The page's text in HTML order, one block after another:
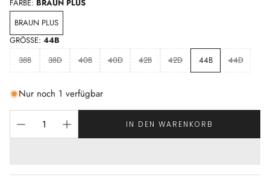
FARBE: BRAUN PLUS
BRAUN PLUS
GRÖSSE: 44B
38B
38D 40B 40D 42B 42D 44B 44D
Nur noch 1 verfügbar
IN DEN WARENKORB